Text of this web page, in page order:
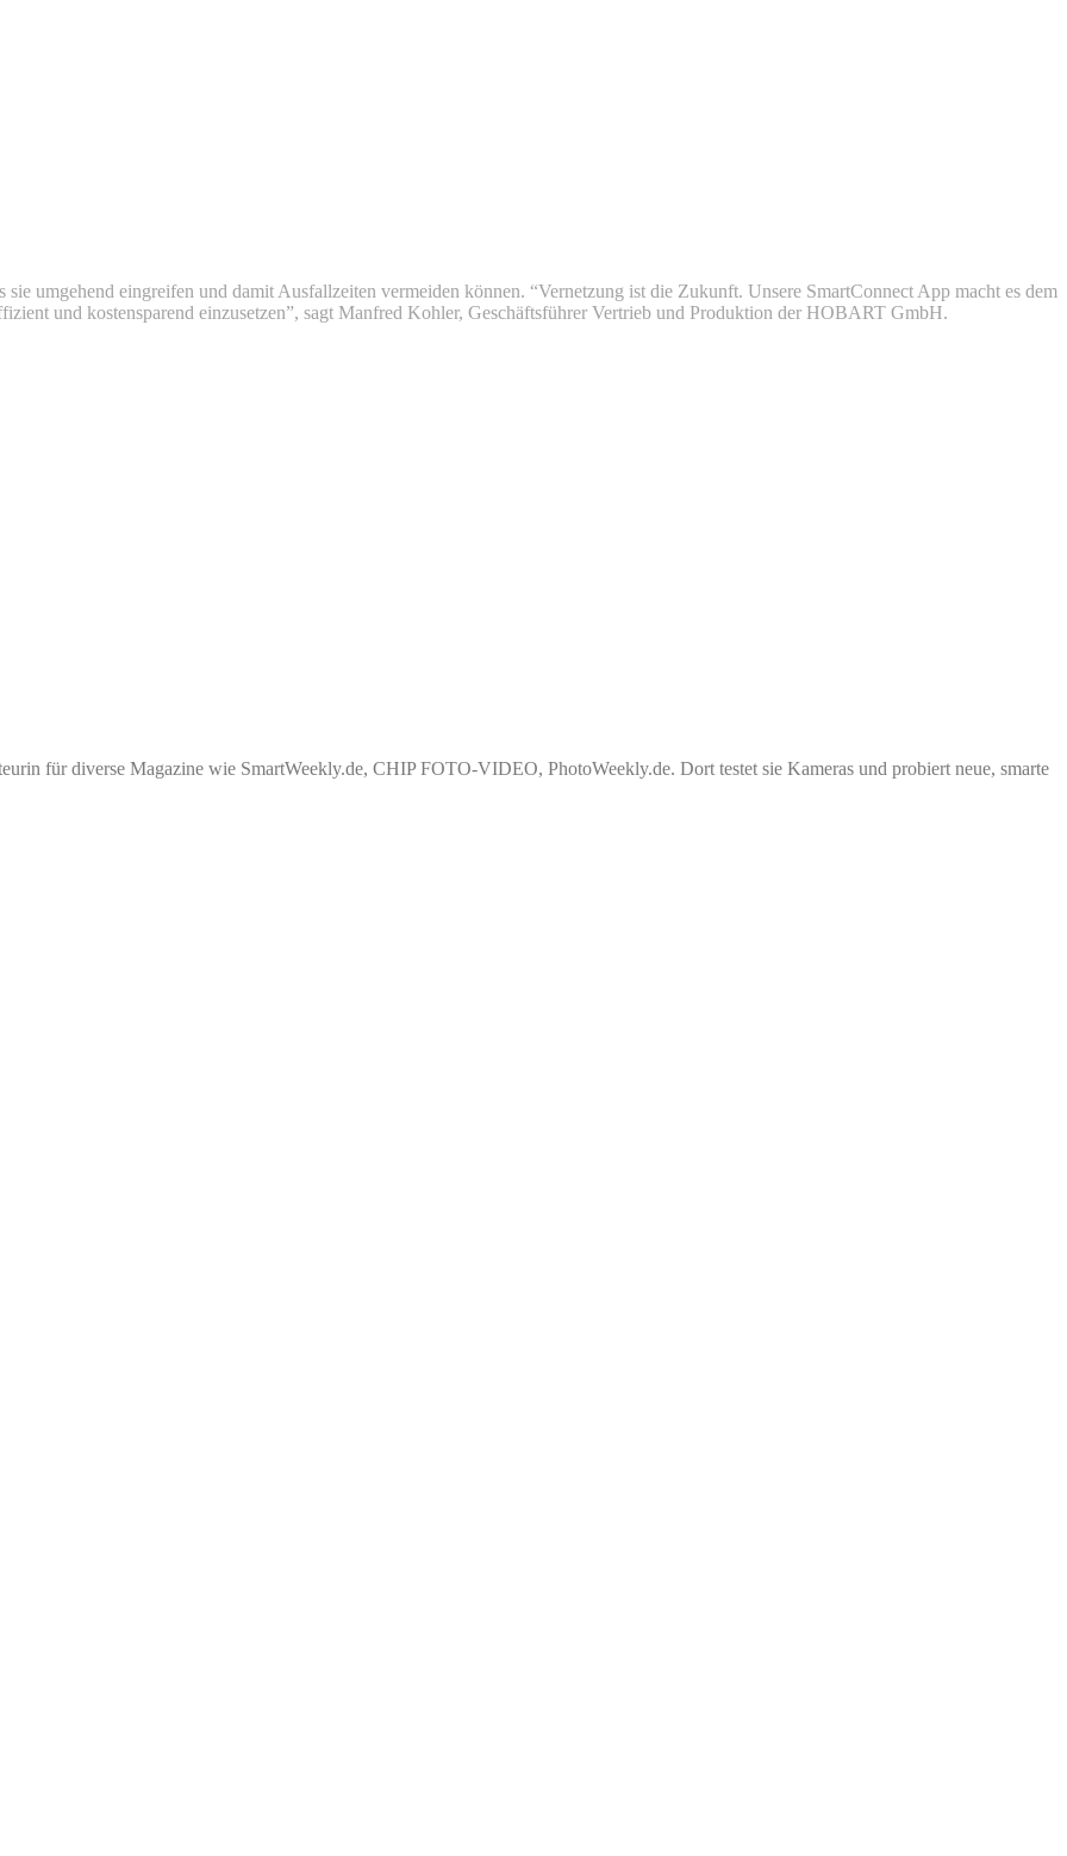
umgehend eingreifen und damit Ausfallzeiten vermeiden können. “Vernetzung ist die Zukunft. Unsere SmartConnect App macht es dem
und kostensparend einzusetzen”, sagt Manfred Kohler, Geschäftsführer Vertrieb und Produktion der HOBART GmbH.
für diverse Magazine wie SmartWeekly.de, CHIP FOTO-VIDEO, PhotoWeekly.de. Dort testet sie Kameras und probiert neue, smarte